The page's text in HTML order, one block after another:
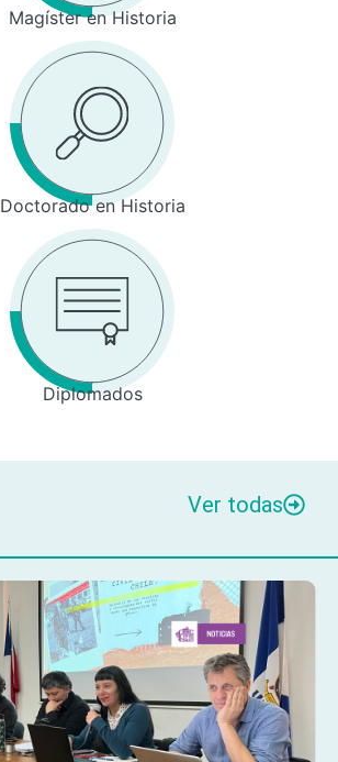
Magíster en Historia
Doctorado en Historia
Diplomados
Ver todas